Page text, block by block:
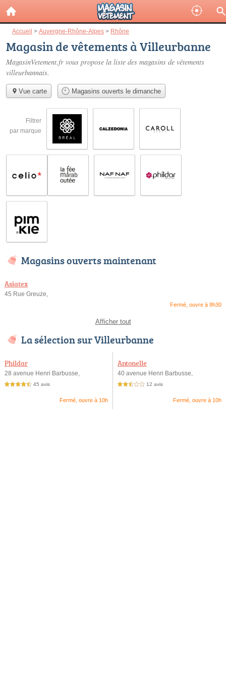
Accueil > Auvergne-Rhône-Alpes > Rhône
Magasin de vêtements à Villeurbanne
MagasinVetement.fr vous propose la liste des magasins de vêtements
villeurbannais.
Vue carte Magasins ouverts le dimanche
Filtrer
par marque
Magasins ouverts maintenant
Asiatex
45 Rue Greuze,
Fermé, ouvre à 8h30
Afficher tout
La sélection sur Villeurbanne
Phildar
28 avenue Henri Barbusse,
4,5 étoiles sur 5 45 avis
Fermé, ouvre à 10h
Antonelle
40 avenue Henri Barbusse,
2,5 étoiles sur 5 12 avis
Fermé, ouvre à 10h